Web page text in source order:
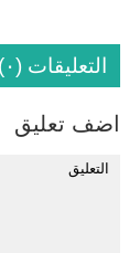
التعليقات (٠)
اضف تعليق